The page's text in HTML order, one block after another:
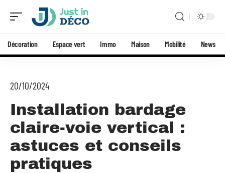
Décoration Espace vert Immo Maison Mobilité News
20/10/2024
Installation bardage
claire-voie vertical :
astuces et conseils
pratiques